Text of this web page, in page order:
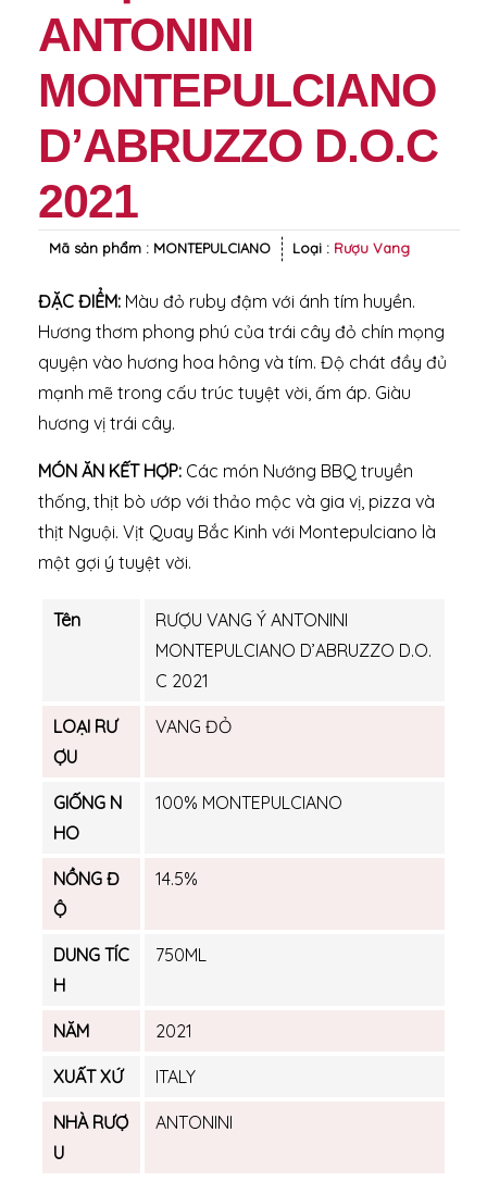
ANTONINI
MONTEPULCIANO
D’ABRUZZO D.O.C
2021
Mã sản phẩm : MONTEPULCIANO Loại : Rượu Vang
ĐẶC ĐIỂM: Màu đỏ ruby đậm với ánh tím huyền.
Hương thơm phong phú của trái cây đỏ chín mọng
quyện vào hương hoa hông và tím. Độ chát đầy đủ
mạnh mẽ trong cấu trúc tuyệt vời, ấm áp. Giàu
hương vị trái cây.
MÓN ĂN KẾT HỢP: Các món Nướng BBQ truyền
thống, thịt bò ướp với thảo mộc và gia vị, pizza và
thịt Nguội. Vịt Quay Bắc Kinh với Montepulciano là
một gợi ý tuyệt vời.
Tên
RƯỢU VANG Ý ANTONINI
MONTEPULCIANO D’ABRUZZO D.O.
C 2021
LOẠI RƯ
ỢU
VANG ĐỎ
GIỐNG N
HO
100% MONTEPULCIANO
NỒNG Đ
Ộ
14.5%
DUNG TÍC
H
750ML
NĂM 2021
XUẤT XỨ ITALY
NHÀ RƯỢ
U
ANTONINI